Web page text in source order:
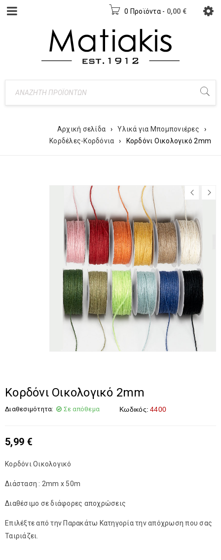
0 Προϊόντα - 0,00 €
Αρχική σελίδα › Υλικά για Μπομπονιέρες
›
Κορδέλες-Κορδόνια
› Κορδόνι Οικολογικό 2mm
Κορδόνι Οικολογικό 2mm
Διαθεσιμότητα: Σε απόθεμα Κωδικός: 4400
5,99 €
Κορδόνι Οικολογικό
Διάσταση : 2mm x 50m
Διαθέσιμο σε διάφορες αποχρώσεις
Επιλέξτε από την Παρακάτω Κατηγορία την απόχρωση που σας
Ταιριάζει.